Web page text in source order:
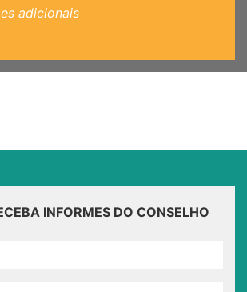
adicionais
INFORMES DO CONSELHO